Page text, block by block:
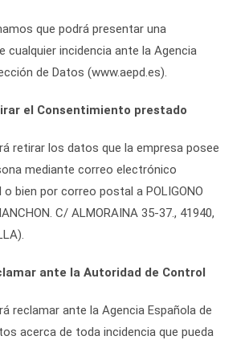
que podrá presentar una
cualquier incidencia ante la Agencia
de Datos (www.aepd.es).
el Consentimiento prestado
retirar los datos que la empresa posee
mediante correo electrónico
bien por correo postal a POLIGONO
C/ ALMORAINA 35-37., 41940,
ante la Autoridad de Control
reclamar ante la Agencia Española de
acerca de toda incidencia que pueda